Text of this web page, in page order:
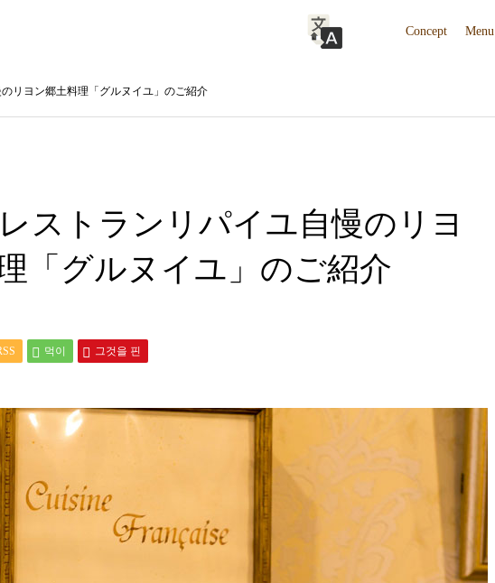
Concept Menu
リヨン郷土料理「グルヌイユ」のご紹介
ストランリパイユ自慢のリヨ
「グルヌイユ」のご紹介
먹이 그것을 핀